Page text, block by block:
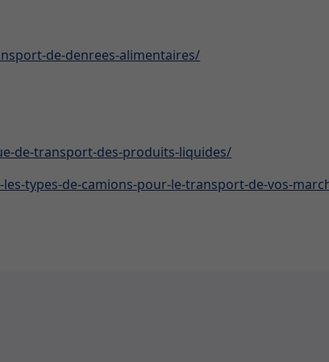
de-denrees-alimentaires/
de-transport-des-produits-liquides/
types-de-camions-pour-le-transport-de-vos-